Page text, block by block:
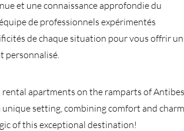
et une connaissance approfondie du
de professionnels expérimentés
de chaque situation pour vous offrir un
personnalisé.
rental apartments on the ramparts of
setting, combining comfort and
of this exceptional destination!